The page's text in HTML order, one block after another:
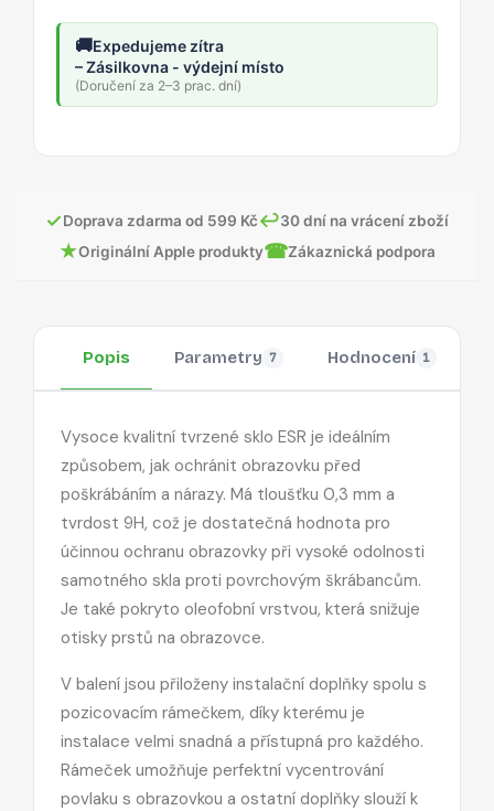
🚚Expedujeme zítra
– Zásilkovna - výdejní místo
(Doručení za 2–3 prac. dní)
✓Doprava zdarma od 599 Kč↩30 dní na vrácení zboží
★Originální Apple produkty☎Zákaznická podpora
Popis Parametry 7 Hodnocení 1
Vysoce kvalitní tvrzené sklo ESR je ideálním
způsobem, jak ochránit obrazovku před
poškrábáním a nárazy. Má tloušťku 0,3 mm a
tvrdost 9H, což je dostatečná hodnota pro
účinnou ochranu obrazovky při vysoké odolnosti
samotného skla proti povrchovým škrábancům.
Je také pokryto oleofobní vrstvou, která snižuje
otisky prstů na obrazovce.
V balení jsou přiloženy instalační doplňky spolu s
pozicovacím rámečkem, díky kterému je
instalace velmi snadná a přístupná pro každého.
Rámeček umožňuje perfektní vycentrování
povlaku s obrazovkou a ostatní doplňky slouží k